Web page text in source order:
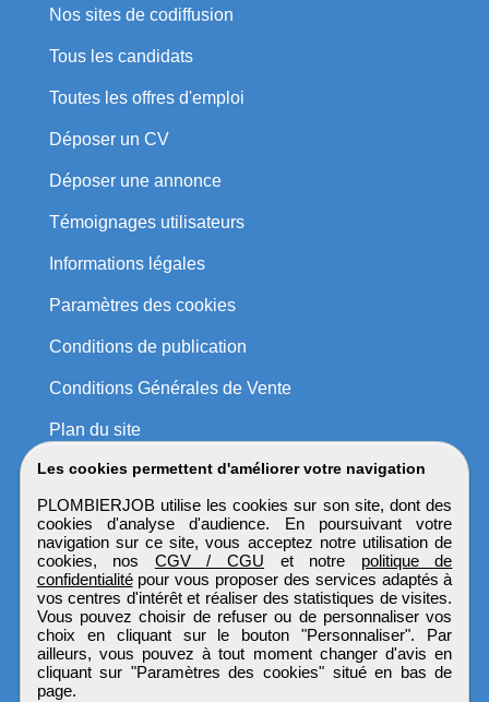
Les cookies permettent d'améliorer votre navigation
PLOMBIERJOB utilise les cookies sur son site, dont des
cookies d'analyse d'audience. En poursuivant votre
navigation sur ce site, vous acceptez notre utilisation de
cookies, nos CGV / CGU et notre politique de
confidentialitépour vous proposer des services adaptés à
vos centres d'intérêt et réaliser des statistiques de visites.
Vous pouvez choisir de refuser ou de personnaliser vos
choix en cliquant sur le bouton "Personnaliser". Par
ailleurs, vous pouvez à tout moment changer d'avis en
cliquant sur "Paramètres des cookies" situé en bas de
page.
Nos sites de codiffusion
Tous les candidats
Toutes les offres d'emploi
Déposer un CV
Déposer une annonce
Témoignages utilisateurs
Informations légales
Paramètres des cookies
Conditions de publication
Conditions Générales de Vente
Plan du site